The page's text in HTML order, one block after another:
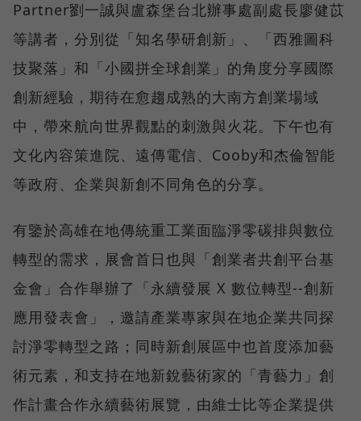
Partner劉一誠與盧森堡台北辦事處副處長廖健苡
等講者，分別從「知名學研創新」、「西雅圖科
技聚落」和「小國拼全球創業」的角度分享國際
創新經驗，期待在愈趨成熟的大南方創業場域
中，帶來航向世界觀點的刺激與火花。下午也有
文化內容策進院、遠傳電信、Cooby和杰倫智能
等政府、企業與新創不同角色的分享。
有鑒於高雄在地傳統重工業面臨淨零碳排與數位
轉型的需求，展會首日也與「創業者共創平台基
金會」合作舉辦了「永續發展 X 數位轉型--創新
應用發表會」，邀請產業專家與在地企業共同探
討淨零轉型之路；同時新創展區中也首度添加藝
術元素，和支持在地新銳藝術家的「青藝力」創
作計畫合作永續藝術展覽，由維士比等企業提供